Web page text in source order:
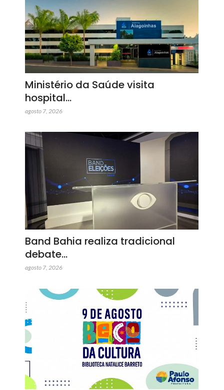
Ministério da Saúde visita
hospital…
agosto 7, 2026
Band Bahia realiza tradicional
debate…
agosto 7, 2026